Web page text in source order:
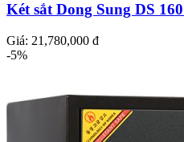
Két sắt Dong Sung DS
Giá: 21,780,000 đ
-5%